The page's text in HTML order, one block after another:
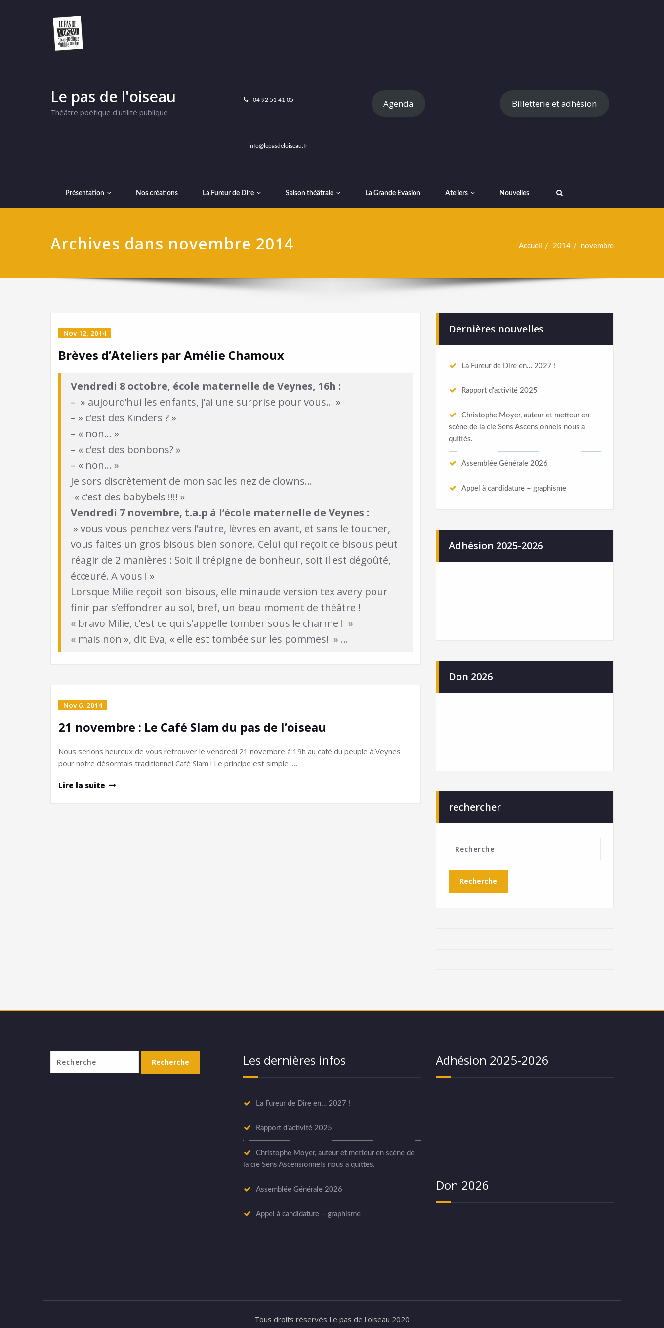
Le pas de l'oiseau
Théâtre poétique d'utilité publique
04 92 51 41 05 Agenda Billetterie et adhésion
info@lepasdeloiseau.fr
Présentation Nos créations La Fureur de Dire Saison théâtrale La Grande Evasion Ateliers Nouvelles
Archives dans novembre 2014 Accueil 2014 novembre
Nov 12, 2014
Brèves d’Ateliers par Amélie Chamoux
Vendredi 8 octobre, école maternelle de Veynes, 16h :
– » aujourd’hui les enfants, j’ai une surprise pour vous… »
– » c’est des Kinders ? »
– « non… »
– « c’est des bonbons? »
– « non… »
Je sors discrètement de mon sac les nez de clowns…
-« c’est des babybels !!!! »
Vendredi 7 novembre, t.a.p á l’école maternelle de Veynes :
» vous vous penchez vers l’autre, lèvres en avant, et sans le toucher,
vous faites un gros bisous bien sonore. Celui qui reçoit ce bisous peut
réagir de 2 manières : Soit il trépigne de bonheur, soit il est dégoûté,
écœuré. A vous ! »
Lorsque Milie reçoit son bisous, elle minaude version tex avery pour
finir par s’effondrer au sol, bref, un beau moment de théâtre !
« bravo Milie, c’est ce qui s’appelle tomber sous le charme ! »
« mais non », dit Eva, « elle est tombée sur les pommes! » …
Nov 6, 2014
21 novembre : Le Café Slam du pas de l’oiseau
Nous serions heureux de vous retrouver le vendredi 21 novembre à 19h au café du peuple à Veynes
pour notre désormais traditionnel Café Slam ! Le principe est simple :…
Lire la suite
Dernières nouvelles
La Fureur de Dire en… 2027 !
Rapport d’activité 2025
Christophe Moyer, auteur et metteur en
scène de la cie Sens Ascensionnels nous a
quittés.
Assemblée Générale 2026
Appel à candidature – graphisme
Adhésion 2025-2026
Don 2026
rechercher
Les dernières infos
La Fureur de Dire en… 2027 !
Rapport d’activité 2025
Christophe Moyer, auteur et metteur en scène de
la cie Sens Ascensionnels nous a quittés.
Assemblée Générale 2026
Appel à candidature – graphisme
Adhésion 2025-2026
Don 2026
Tous droits réservés Le pas de l'oiseau 2020